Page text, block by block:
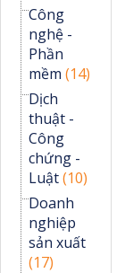
Công
nghệ -
Phần
mềm (14)
Dịch
thuật -
Công
chứng -
Luật(10)
Doanh
nghiệp
sản xuất
(17)